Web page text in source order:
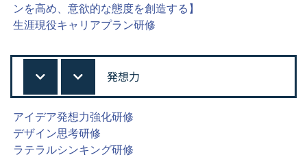
ンを高め、意欲的な態度を創造する】
生涯現役キャリアプラン研修
発想力
アイデア発想力強化研修
デザイン思考研修
ラテラルシンキング研修